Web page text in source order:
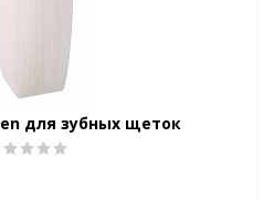
для зубных щеток